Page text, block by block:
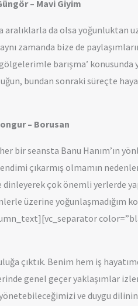
– Mavi Giyim
aralıklarla da olsa
zamanda bize de
barışma’
bundan sonraki süreçte
– Borusan
bir seansta Banu Hanım’ın
çıkarmış olmamın
çok önemli yerlerde
üzerine yoğunlaşmadığım
çıktık. Benim hem iş
genel geçer yaklaşımlar
yönetebileceğimizi ve duygu